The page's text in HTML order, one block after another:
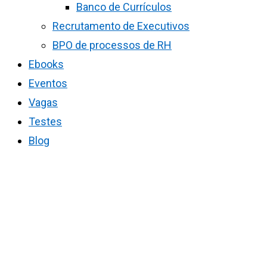
Banco de Currículos
Recrutamento de Executivos
BPO de processos de RH
Ebooks
Eventos
Vagas
Testes
Blog